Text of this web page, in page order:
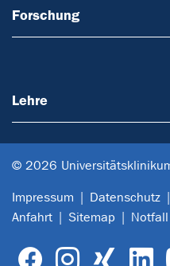
Forschung
Lehre
© 2026
Impressum Datenschutz
Anfahrt
Sitemap Notfall